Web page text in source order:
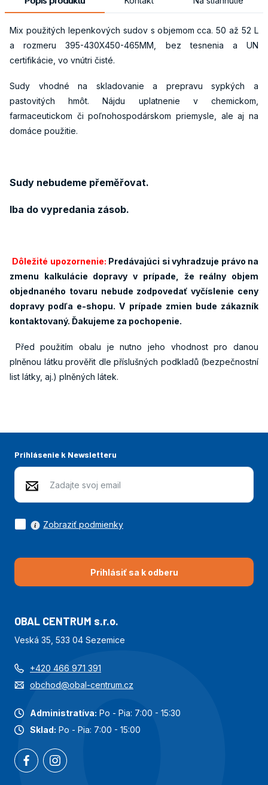
Mix použitých lepenkových sudov s objemom cca. 50 až 52 L
a rozmeru 395-430X450-465MM, bez tesnenia a UN
certifikácie, vo vnútri čisté.
Sudy vhodné na skladovanie a prepravu sypkých a
pastovitých hmôt. Nájdu uplatnenie v chemickom,
farmaceutickom či poľnohospodárskom priemysle, ale aj na
domáce použitie.
Sudy nebudeme přeměřovat.
Iba do vypredania zásob.
Dôležité upozornenie: Predávajúci si vyhradzuje právo na
zmenu kalkulácie dopravy v prípade, že reálny objem
objednaného tovaru nebude zodpovedať vyčíslenie ceny
dopravy podľa e-shopu. V prípade zmien bude zákazník
kontaktovaný. Ďakujeme za pochopenie.
Před použitím obalu je nutno jeho vhodnost pro danou
plněnou látku prověřit dle příslušných podkladů (bezpečnostní
list látky, aj.) plněných látek.
Prihlásenie k Newsletteru
Prihlásiť sa k odberu
Zobraziť podmienky
OBAL CENTRUM s.r.o.
Veská 35, 533 04 Sezemice
+420 466 971 391
obchod@obal-centrum.cz
Administratíva: Po - Pia: 7:00 - 15:30
Sklad: Po - Pia: 7:00 - 15:00